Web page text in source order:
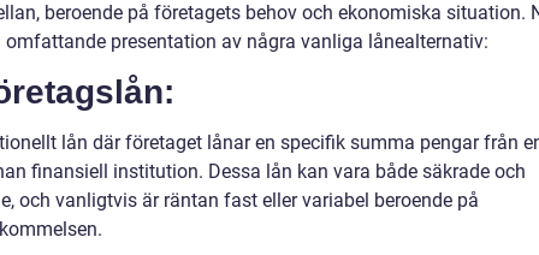
beroende på företagets behov och ekonomiska situation.
omfattande presentation av några vanliga lånealternativ:
lån där företaget lånar en specifik summa pengar från
finansiell institution. Dessa lån kan vara både säkrade och
och vanligtvis är räntan fast eller variabel beroende på